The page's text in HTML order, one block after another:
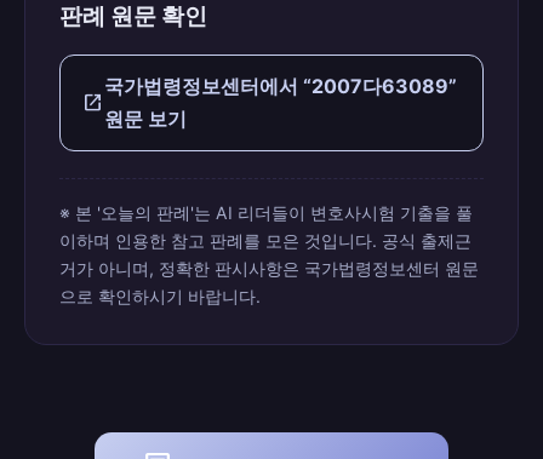
판례 원문 확인
open_in_new
국가법령정보센터에서 “2007다63089”
원문 보기
※ 본 '오늘의 판례'는 AI 리더들이 변호사시험 기출을 풀
이하며 인용한 참고 판례를 모은 것입니다. 공식 출제근
거가 아니며, 정확한 판시사항은 국가법령정보센터 원문
으로 확인하시기 바랍니다.